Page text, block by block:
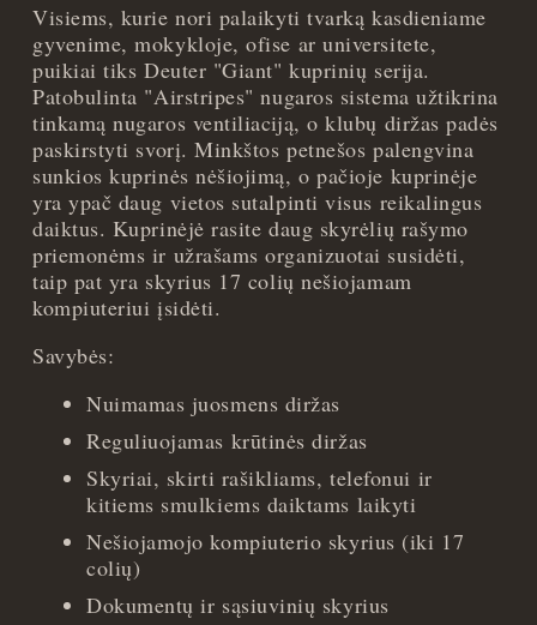
Visiems, kurie nori palaikyti tvarką kasdieniame
gyvenime, mokykloje, ofise ar universitete,
puikiai tiks Deuter "Giant" kuprinių serija.
Patobulinta "Airstripes" nugaros sistema užtikrina
tinkamą nugaros ventiliaciją, o klubų diržas padės
paskirstyti svorį. Minkštos petnešos palengvina
sunkios kuprinės nėšiojimą, o pačioje kuprinėje
yra ypač daug vietos sutalpinti visus reikalingus
daiktus. Kuprinėjė rasite daug skyrėlių rašymo
priemonėms ir užrašams organizuotai susidėti,
taip pat yra skyrius 17 colių nešiojamam
kompiuteriui įsidėti.
Savybės:
Nuimamas juosmens diržas
Reguliuojamas krūtinės diržas
Skyriai, skirti rašikliams, telefonui ir
kitiems smulkiems daiktams laikyti
Nešiojamojo kompiuterio skyrius (iki 17
colių)
Dokumentų ir sąsiuvinių skyrius